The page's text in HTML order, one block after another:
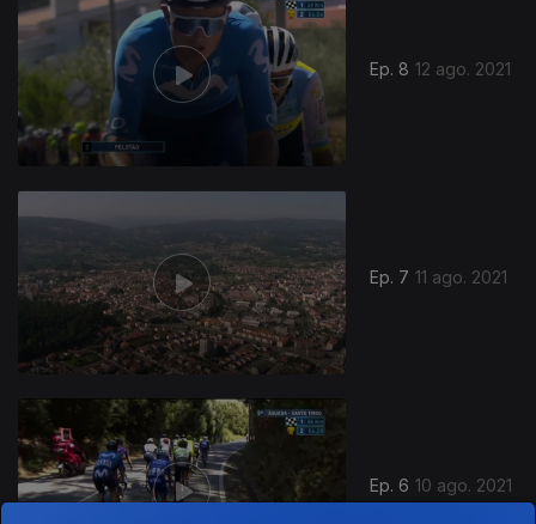
Ep. 8 12 ago. 2021
Ep. 7 11 ago. 2021
Ep. 6 10 ago. 2021